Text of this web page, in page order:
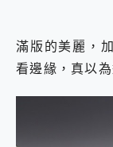
滿版的美麗，
看邊緣，真以